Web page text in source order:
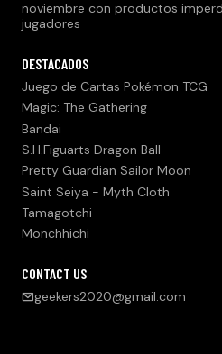
noviembre con productos
jugadores
DESTACADOS
Juego de Cartas Pokémon TCG
Magic: The Gathering
Bandai
S.H.Figuarts Dragon Ball
Pretty Guardian Sailor Moon
Saint Seiya - Myth Cloth
Tamagotchi
Monchhichi
CONTACT US
geekers2020@gmail.com